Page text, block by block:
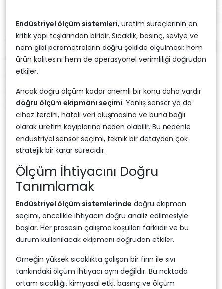
Endüstriyel ölçüm sistemleri, üretim süreçlerinin en
kritik yapı taşlarından biridir. Sıcaklık, basınç, seviye ve
nem gibi parametrelerin doğru şekilde ölçülmesi; hem
ürün kalitesini hem de operasyonel verimliliği doğrudan
etkiler.
Ancak doğru ölçüm kadar önemli bir konu daha vardır:
doğru ölçüm ekipmanı seçimi. Yanlış sensör ya da
cihaz tercihi, hatalı veri oluşmasına ve buna bağlı
olarak üretim kayıplarına neden olabilir. Bu nedenle
endüstriyel sensör seçimi, teknik bir detaydan çok
stratejik bir karar sürecidir.
Ölçüm İhtiyacını Doğru
Tanımlamak
Endüstriyel ölçüm sistemlerinde doğru ekipman
seçimi, öncelikle ihtiyacın doğru analiz edilmesiyle
başlar. Her prosesin çalışma koşulları farklıdır ve bu
durum kullanılacak ekipmanı doğrudan etkiler.
Örneğin yüksek sıcaklıkta çalışan bir fırın ile sıvı
tankındaki ölçüm ihtiyacı aynı değildir. Bu noktada
ortam sıcaklığı, kimyasal etki, basınç ve ölçüm